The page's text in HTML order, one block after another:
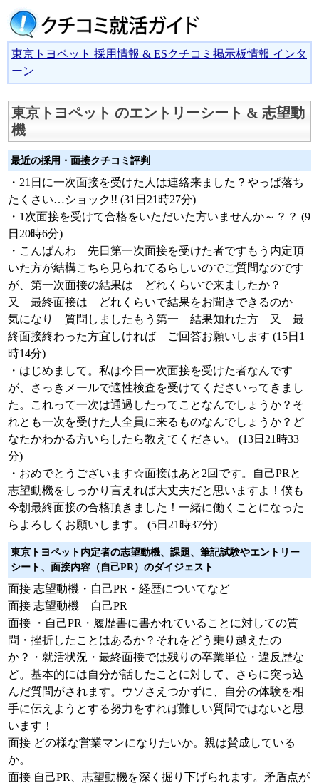
東京トヨペット 採用情報 & ESクチコミ掲示板情報 インタ
ーン
東京トヨペット のエントリーシート & 志望動
機
最近の採用・面接クチコミ評判
・21日に一次面接を受けた人は連絡来ました？やっぱ落ち
たくさい…ショック!! (31日21時27分)
・1次面接を受けて合格をいただいた方いませんか～？？ (9
日20時6分)
・こんばんわ 先日第一次面接を受けた者ですもう内定頂
いた方が結構こちら見られてるらしいのでご質問なのです
が、第一次面接の結果は どれくらいで来ましたか？
又 最終面接は どれくらいで結果をお聞きできるのか
気になり 質問しましたもう第一 結果知れた方 又 最
終面接終わった方宜しければ ご回答お願いします (15日1
時14分)
・はじめまして。私は今日一次面接を受けた者なんです
が、さっきメールで適性検査を受けてくださいってきまし
た。これって一次は通過したってことなんでしょうか？そ
れとも一次を受けた人全員に来るものなんでしょうか？ど
なたかわかる方いらしたら教えてください。 (13日21時33
分)
・おめでとうございます☆面接はあと2回です。自己PRと
志望動機をしっかり言えれば大丈夫だと思いますよ！僕も
今朝最終面接の合格頂きました！一緒に働くことになった
らよろしくお願いします。 (5日21時37分)
東京トヨペット内定者の志望動機、課題、筆記試験やエントリー
シート、面接内容（自己PR）のダイジェスト
面接 志望動機・自己PR・経歴についてなど
面接 志望動機 自己PR
面接 ・自己PR・履歴書に書かれていることに対しての質
問・挫折したことはあるか？それをどう乗り越えたの
か？・就活状況・最終面接では残りの卒業単位・違反歴な
ど。基本的には自分が話したことに対して、さらに突っ込
んだ質問がされます。ウソさえつかずに、自分の体験を相
手に伝えようとする努力をすれば難しい質問ではないと思
います！
面接 どの様な営業マンになりたいか。親は賛成している
か。
面接 自己PR、志望動機を深く掘り下げられます。矛盾点が